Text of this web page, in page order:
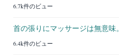
6.7k件のビュー
首の張りにマッサージは無意味。
6.4k件のビュー